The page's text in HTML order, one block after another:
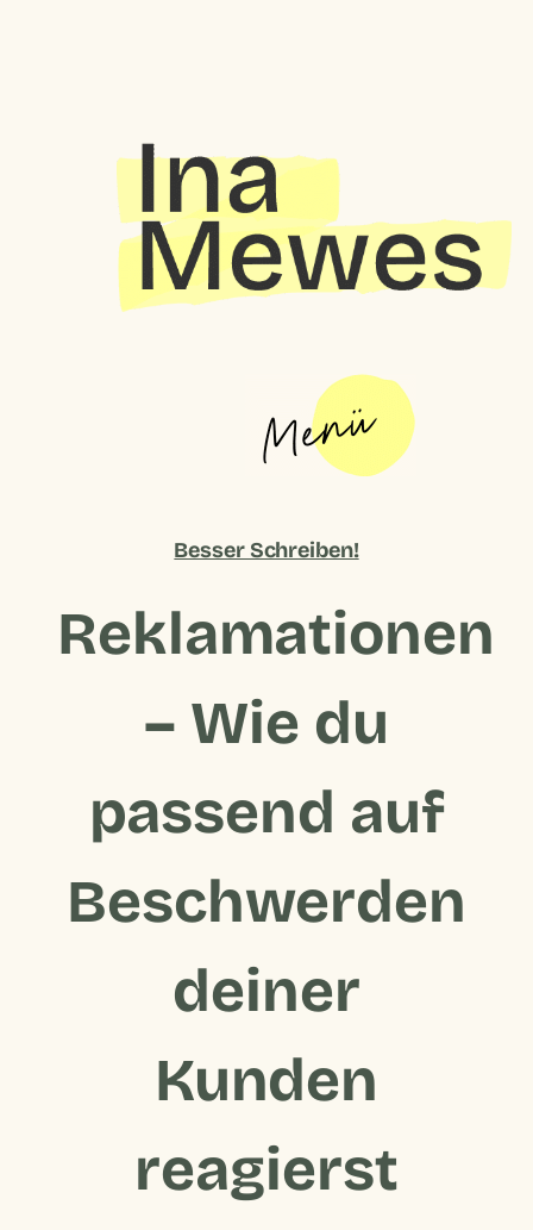
Besser Schreiben!
Reklamationen
– Wie du
passend auf
Beschwerden
deiner
Kunden
reagierst